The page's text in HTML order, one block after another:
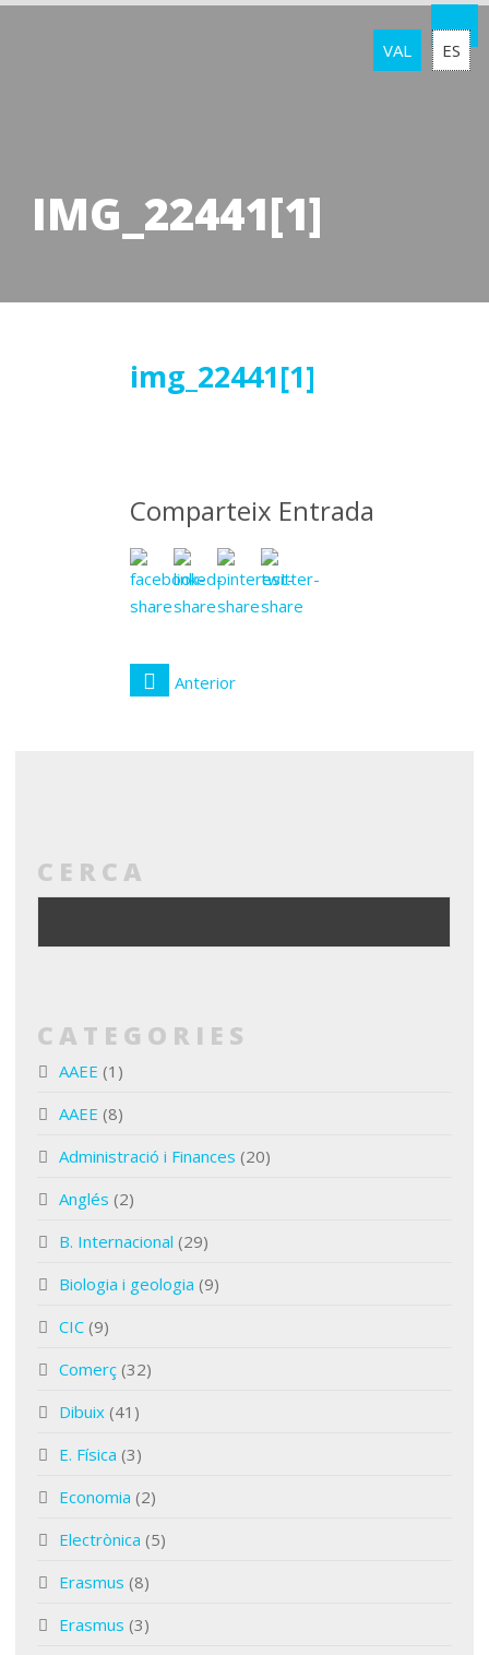
VAL ES
IMG_22441[1]
img_22441[1]
Comparteix Entrada
Anterior
CERCA
CATEGORIES
AAEE (1)
AAEE (8)
Administració i Finances (20)
Anglés (2)
B. Internacional (29)
Biologia i geologia (9)
CIC (9)
Comerç (32)
Dibuix (41)
E. Física (3)
Economia (2)
Electrònica (5)
Erasmus (8)
Erasmus (3)